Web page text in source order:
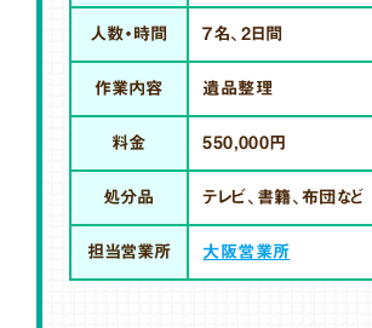
人数・時間 7名、2日間
作業内容 遺品整理
料金 550,000円
処分品 テレビ、書籍、布団など
担当営業所 大阪営業所